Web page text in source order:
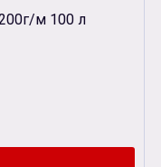
м 100 л